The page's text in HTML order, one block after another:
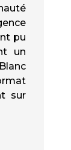
pu
un
sur